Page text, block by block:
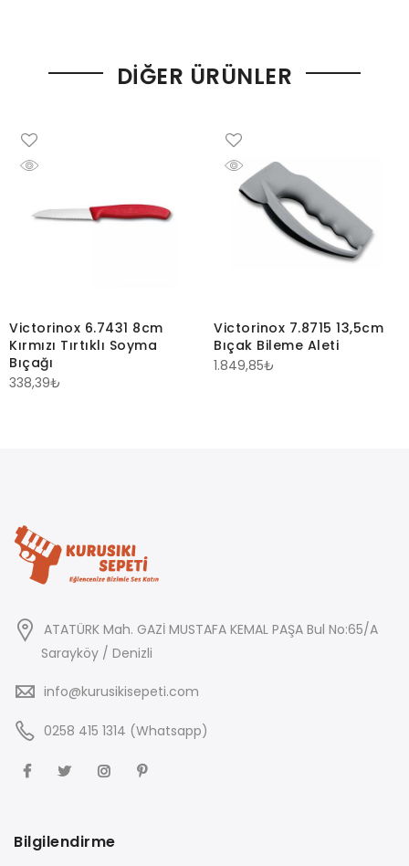
DIĞER ÜRÜNLER
Victorinox 6.7431 8cm
Kırmızı Tırtıklı Soyma
Bıçağı
338,39₺
Victorinox 7.8715 13,5cm
Bıçak Bileme Aleti
1.849,85₺
ATATÜRK Mah. GAZİ MUSTAFA KEMAL PAŞA Bul No:65/A
Sarayköy / Denizli
info@kurusikisepeti.com
0258 415 1314 (Whatsapp)
Bilgilendirme